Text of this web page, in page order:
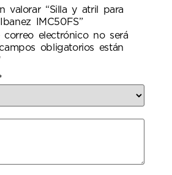
valorar “Silla y atril para
IMC50FS”
electrónico no será
obligatorios están